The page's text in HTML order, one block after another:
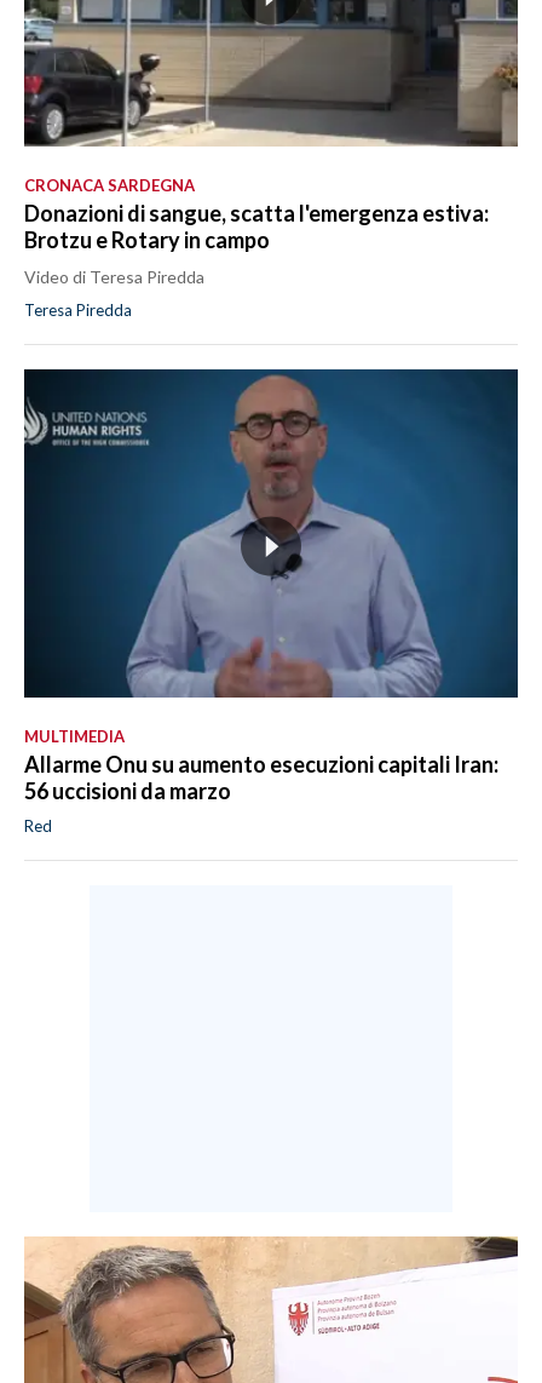
CRONACA SARDEGNA
Donazioni di sangue, scatta l'emergenza estiva:
Brotzu e Rotary in campo
Video di Teresa Piredda
Teresa Piredda
MULTIMEDIA
Allarme Onu su aumento esecuzioni capitali Iran:
56 uccisioni da marzo
Red